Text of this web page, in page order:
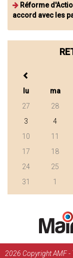
Réforme
accord avec les
lu
ma
27
28
3
4
10
11
17
18
24
25
31
1
2026 Copyright AMF -